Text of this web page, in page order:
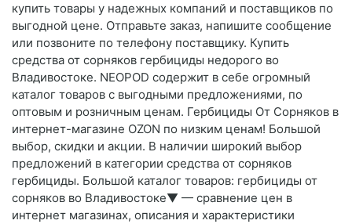
купить товары у надежных компаний и поставщиков по
выгодной цене. Отправьте заказ, напишите сообщение
или позвоните по телефону поставщику. Купить
средства от сорняков гербициды недорого во
Владивостоке. NEOPOD содержит в себе огромный
каталог товаров с выгодными предложениями, по
оптовым и розничным ценам. Гербициды От Сорняков в
интернет-магазине OZON по низким ценам! Большой
выбор, скидки и акции. В наличии широкий выбор
предложений в категории средства от сорняков
гербициды. Большой каталог товаров: гербициды от
сорняков во Владивостоке▼ — сравнение цен в
интернет магазинах, описания и характеристики